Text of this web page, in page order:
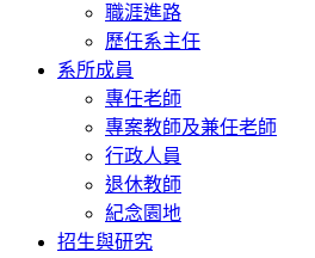
職涯進路
歷任系主任
系所成員
專任老師
專案教師及兼任老師
行政人員
退休教師
紀念園地
招生與研究